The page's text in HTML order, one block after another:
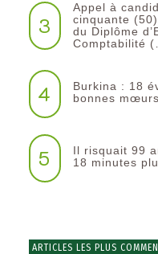
3
Appel à
cinquante
du Diplôme
Comptabilité
4
Burkina : 18
bonnes
5
Il risquait 99
18 minutes
ARTICLES LES PLUS